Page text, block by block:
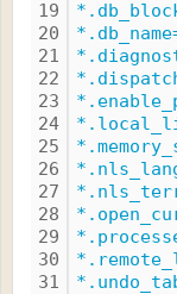
19
20
21
22
23
24
25
26
27
28
29
30
31